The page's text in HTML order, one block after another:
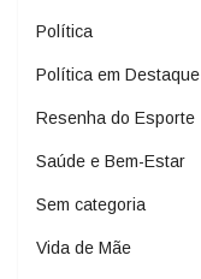
Política
Política em Destaque
Resenha do Esporte
Saúde e Bem-Estar
Sem categoria
Vida de Mãe